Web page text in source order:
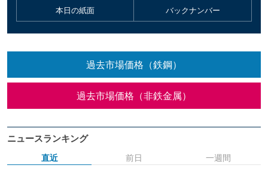
本日の紙面 バックナンバー
過去市場価格（鉄鋼）
過去市場価格（非鉄金属）
ニュースランキング
直近
前日 一週間